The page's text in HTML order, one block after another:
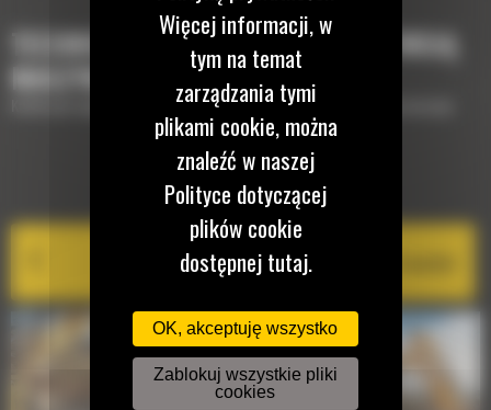
TECHNOLOGIE, KTÓRE UZUPEŁNIĄ TWOJĄ
MASZYNĘ
Krótki opis wyposażenia lub technologii potrzebnych do uzupełnienia maszyny
EQUIPMENT MANAGEMENT
Cat PL161 Attachment Locator
Więcej informacji, w
tym na temat
zarządzania tymi
plikami cookie, można
znaleźć w naszej
Polityce dotyczącej
plików cookie
dostępnej tutaj.
OK, akceptuję wszystko
Zablokuj wszystkie pliki
cookies